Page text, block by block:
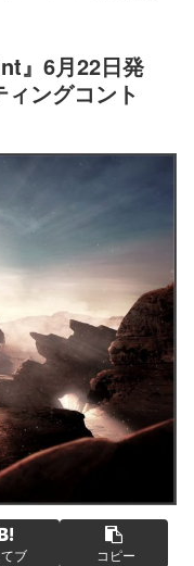
』6月22日発
ングコント
ブ コピー